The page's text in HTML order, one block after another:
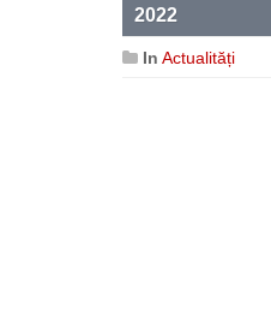
2022
In Actualități